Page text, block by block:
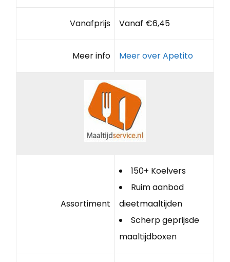
Vanafprijs Vanaf €6,45
Meer info Meer over Apetito
Assortiment
150+ Koelvers
Ruim aanbod
dieetmaaltijden
Scherp geprijsde
maaltijdboxen